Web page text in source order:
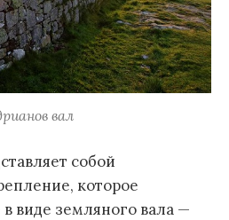
вал
собой
которое
виде земляного вала —